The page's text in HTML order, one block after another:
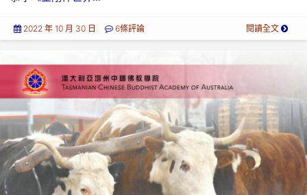
2022 年 10 月 30 日 6條評論 閱讀全文